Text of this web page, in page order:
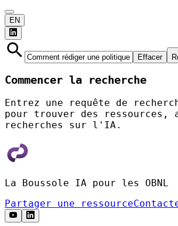
EN
Effacer
Commencer la recherche
Entrez une requête de
pour trouver des
recherches sur l'IA.
La Boussole IA pour les OBNL
Partager une ressource